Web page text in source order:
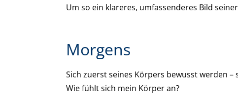
Um so ein klareres, umfassenderes Bild
Morgens
Sich zuerst seines Körpers bewusst werden –
Wie fühlt sich mein Körper an?